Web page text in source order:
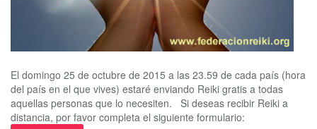
El domingo 25 de octubre de 2015 a las 23.59 de cada país (hora
del país en el que vives) estaré enviando Reiki gratis a todas
aquellas personas que lo necesiten. Si deseas recibir Reiki a
distancia, por favor completa el siguiente formulario: